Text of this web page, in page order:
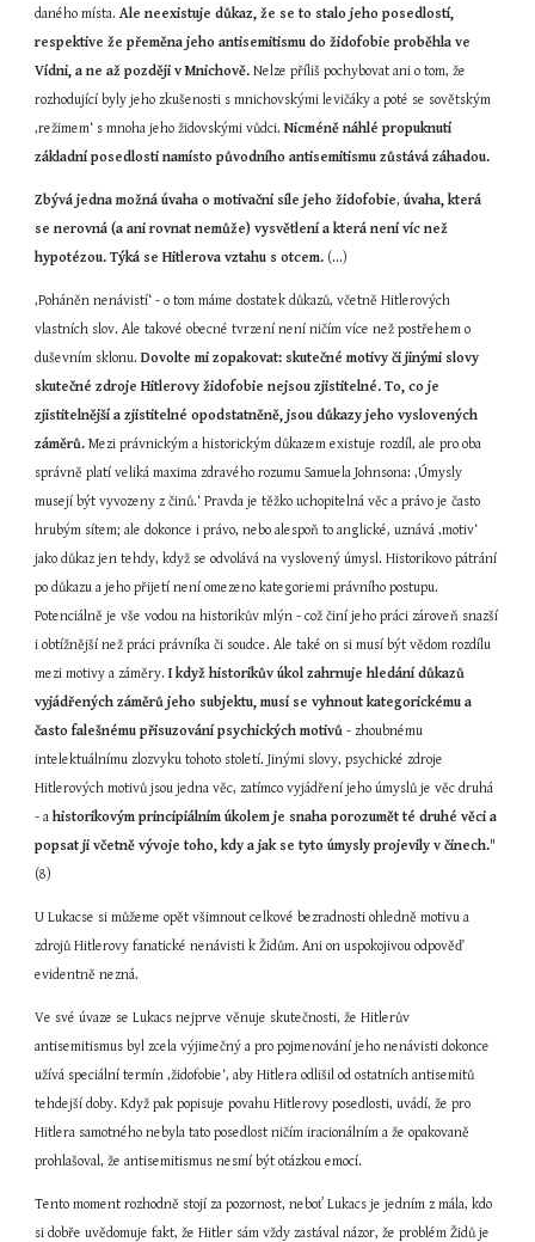
daného místa. Ale neexistuje důkaz, že se to stalo jeho posedlostí,
respektive že přeměna jeho antisemitismu do židofobie proběhla ve
Vídni, a ne až později v Mnichově. Nelze příliš pochybovat ani o tom, že
rozhodující byly jeho zkušenosti s mnichovskými levičáky a poté se sovětským
‚režimem‘ s mnoha jeho židovskými vůdci. Nicméně náhlé propuknutí
základní posedlosti namísto původního antisemitismu zůstává záhadou.
Zbývá jedna možná úvaha o motivační síle jeho židofobie, úvaha, která
se nerovná (a ani rovnat nemůže) vysvětlení a která není víc než
hypotézou. Týká se Hitlerova vztahu s otcem. (...)
‚Poháněn nenávistí‘ - o tom máme dostatek důkazů, včetně Hitlerových
vlastních slov. Ale takové obecné tvrzení není ničím více než postřehem o
duševním sklonu. Dovolte mi zopakovat: skutečné motivy či jinými slovy
skutečné zdroje Hitlerovy židofobie nejsou zjistitelné. To, co je
zjistitelnější a zjistitelné opodstatněně, jsou důkazy jeho vyslovených
záměrů. Mezi právnickým a historickým důkazem existuje rozdíl, ale pro oba
správně platí veliká maxima zdravého rozumu Samuela Johnsona: ‚Úmysly
musejí být vyvozeny z činů.‘ Pravda je těžko uchopitelná věc a právo je často
hrubým sítem; ale dokonce i právo, nebo alespoň to anglické, uznává ‚motiv‘
jako důkaz jen tehdy, když se odvolává na vyslovený úmysl. Historikovo pátrání
po důkazu a jeho přijetí není omezeno kategoriemi právního postupu.
Potenciálně je vše vodou na historikův mlýn - což činí jeho práci zároveň snazší
i obtížnější než práci právníka či soudce. Ale také on si musí být vědom rozdílu
mezi motivy a záměry. I když historikův úkol zahrnuje hledání důkazů
vyjádřených záměrů jeho subjektu, musí se vyhnout kategorickému a
často falešnému přisuzování psychických motivů - zhoubnému
intelektuálnímu zlozvyku tohoto století. Jinými slovy, psychické zdroje
Hitlerových motivů jsou jedna věc, zatímco vyjádření jeho úmyslů je věc druhá
- a historikovým principiálním úkolem je snaha porozumět té druhé věci a
popsat ji včetně vývoje toho, kdy a jak se tyto úmysly projevily v činech."
(8)
U Lukacse si můžeme opět všimnout celkové bezradnosti ohledně motivu a
zdrojů Hitlerovy fanatické nenávisti k Židům. Ani on uspokojivou odpověď
evidentně nezná.
Ve své úvaze se Lukacs nejprve věnuje skutečnosti, že Hitlerův
antisemitismus byl zcela výjimečný a pro pojmenování jeho nenávisti dokonce
užívá speciální termín ‚židofobie‘, aby Hitlera odlišil od ostatních antisemitů
tehdejší doby. Když pak popisuje povahu Hitlerovy posedlosti, uvádí, že pro
Hitlera samotného nebyla tato posedlost ničím iracionálním a že opakovaně
prohlašoval, že antisemitismus nesmí být otázkou emocí.
Tento moment rozhodně stojí za pozornost, neboť Lukacs je jedním z mála, kdo
si dobře uvědomuje fakt, že Hitler sám vždy zastával názor, že problém Židů je